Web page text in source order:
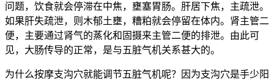
问题，饮食就会停滞在中焦，壅塞胃肠。肝居下焦，主疏泄。
如果肝失疏泄，则木郁土壅，糟粕就会停留在体内。肾主管二
便，主要通过肾气的蒸化和固摄来主管二便的排泄。由此可
见，大肠传导的正常，是与五脏气机关系甚大的。
为什么按摩支沟穴就能调节五脏气机呢？因为支沟穴是手少阳